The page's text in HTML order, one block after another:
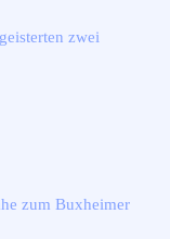
zwei
zum Buxheimer